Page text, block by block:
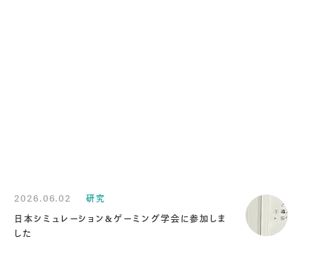
2026.06.02
研究
日本シミュレーション&ゲーミング学会に参加しま
した